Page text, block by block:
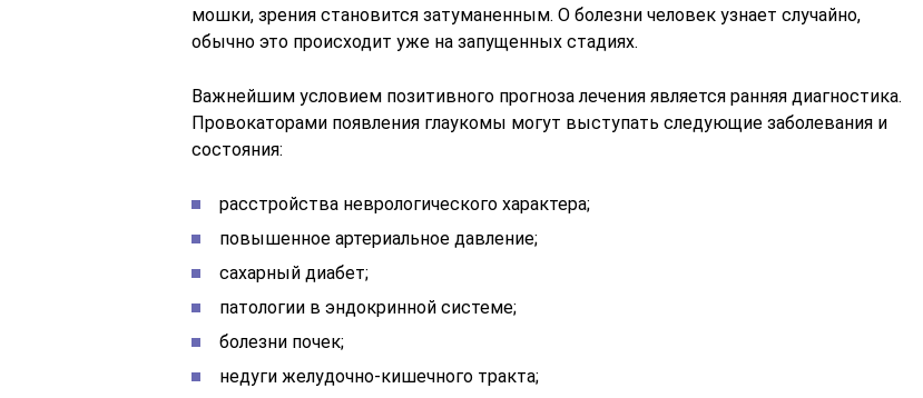
мошки, зрения становится затуманенным. О болезни человек узнает случайно,
обычно это происходит уже на запущенных стадиях.
Важнейшим условием позитивного прогноза лечения является ранняя диагностика.
Провокаторами появления глаукомы могут выступать следующие заболевания и
состояния:
расстройства неврологического характера;
повышенное артериальное давление;
сахарный диабет;
патологии в эндокринной системе;
болезни почек;
недуги желудочно-кишечного тракта;